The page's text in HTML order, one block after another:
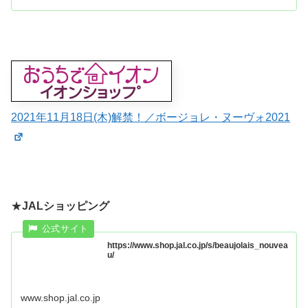
2021年11月18日(木)解禁！／ボージョレ・ヌーヴォ2021
★JALショッピング
https://www.shop.jal.co.jp/s/beaujolais_nouvea
u/
www.shop.jal.co.jp